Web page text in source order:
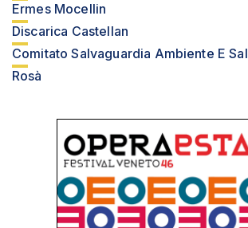
Ermes Mocellin
Discarica Castellan
Comitato Salvaguardia Ambiente E
Rosà